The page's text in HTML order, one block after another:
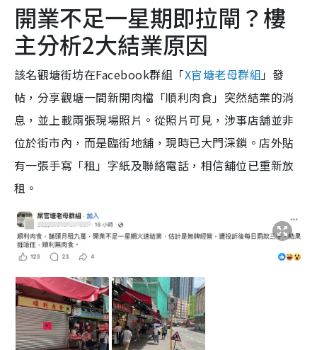
開業不足一星期即拉閘？樓
主分析2大結業原因
該名觀塘街坊在Facebook群組「X官塘老母群組」發
帖，分享觀塘一間新開肉檔「順利肉食」突然結業的消
息，並上載兩張現場照片。從照片可見，涉事店舖並非
位於街市內，而是臨街地舖，現時已大門深鎖。店外貼
有一張手寫「租」字紙及聯絡電話，相信舖位已重新放
租。